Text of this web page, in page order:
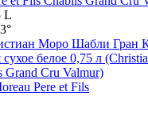
L
Моро Шабли Гран
белое 0,75 л
Grand Cru Valmur)
Pere et Fils